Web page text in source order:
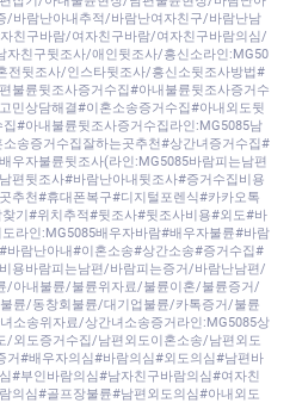
/바람난아내추적/바람난여자친구/바람난남
친구바람/여자친구바람/여자친구바람의심/
친구뒷조사/애인뒷조사/흥신소라인:MG50
전뒷조사/인스타뒷조사/흥신소뒷조사방법#
불륜뒷조사증거수집#아내불륜뒷조사증거수
민상담해결#이혼소송증거수집#아내외도뒷
#아내불륜뒷조사증거수집라인:MG5085남
송증거수집잘하는곳추천#상간녀증거수집#
우자불륜뒷조사(라인:MG5085바람피는남편
편뒷조사#바람난아내뒷조사#증거수집비용
추천#휴대폰복구#디지털포렌식#카카오톡
기#위치추적#뒷조사#뒷조사비용#외도#바
라인:MG5085배우자바람#배우자불륜#바람
바람난아내#이혼소송#상간소송#증거수집#
용바람피는남편/바람피는증거/바람난남편/
/아내불륜/불륜위자료/불륜이혼/불륜증거/
륜/동창회불륜/대기업불륜/카톡증거/불륜
소송위자료/상간녀소송증거라인:MG5085상
/외도증거수집/남편외도이혼소송/남편외도
#배우자의심#바람의심#외도의심#남편바
#부인바람의심#남자친구바람의심#여자친
의심#골프장불륜#남편외도의심#아내외도